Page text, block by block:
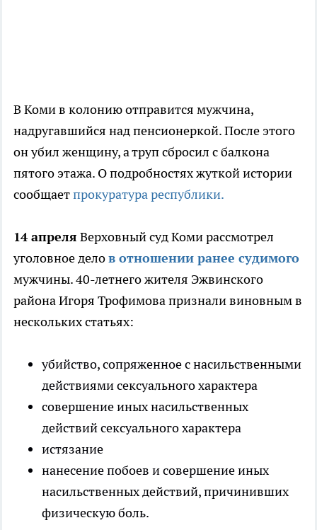
В Коми в колонию отправится мужчина,
надругавшийся над пенсионеркой. После этого
он убил женщину, а труп сбросил с балкона
пятого этажа. О подробностях жуткой истории
сообщаетпрокуратура республики.
14 апреля Верховный суд Коми рассмотрел
уголовное делов отношении ранее судимого
мужчины. 40-летнего жителя Эжвинского
района Игоря Трофимова признали виновным в
нескольких статьях:
убийство, сопряженное с насильственными
действиями сексуального характера
совершение иных насильственных
действий сексуального характера
истязание
нанесение побоев и совершение иных
насильственных действий, причинивших
физическую боль.